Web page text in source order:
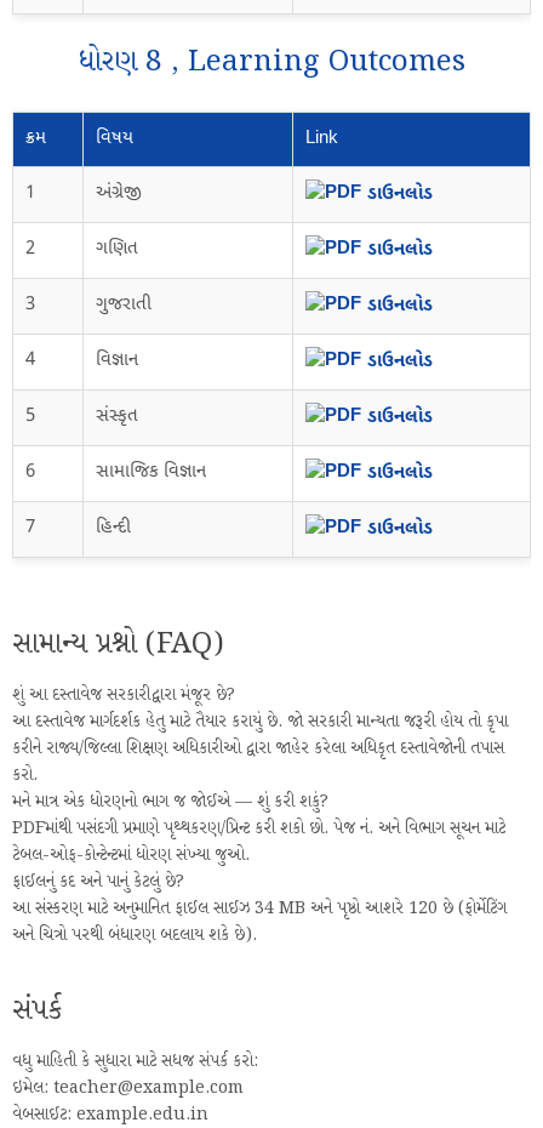
ધોરણ 8 , Learning Outcomes
ક્રમ વિષય Link
1 અંગ્રેજી ડાઉનલોડ
2 ગણિત ડાઉનલોડ
3 ગુજરાતી ડાઉનલોડ
4 વિજ્ઞાન ડાઉનલોડ
5 સંસ્કૃત ડાઉનલોડ
6 સામાજિક વિજ્ઞાન ડાઉનલોડ
7 હિન્દી ડાઉનલોડ
સામાન્ય પ્રશ્નો (FAQ)
શું આ દસ્તાવેજ સરકારીદ્વારા મંજૂર છે?
આ દસ્તાવેજ માર્ગદર્શક હેતુ માટે તૈયાર કરાયું છે. જો સરકારી માન્યતા જરૂરી હોય તો કૃપા
કરીને રાજ્ય/જિલ્લા શિક્ષણ અધિકારીઓ દ્વારા જાહેર કરેલા અધિકૃત દસ્તાવેજોની તપાસ
કરો.
મને માત્ર એક ધોરણનો ભાગ જ જોઈએ — શું કરી શકું?
PDFમાંથી પસંદગી પ્રમાણે પૃથ્થકરણ/પ્રિન્ટ કરી શકો છો. પેજ નં. અને વિભાગ સૂચન માટે
ટેબલ-ઓફ-કોન્ટેન્ટમાં ધોરણ સંખ્યા જુઓ.
ફાઈલનું કદ અને પાનું કેટલું છે?
આ સંસ્કરણ માટે અનુમાનિત ફાઈલ સાઈઝ 34 MB અને પૃષ્ઠો આશરે 120 છે (ફોર્મેટિંગ
અને ચિત્રો પરથી બંધારણ બદલાય શકે છે).
સંપર્ક
વધુ માહિતી કે સુધારા માટે સધજ સંપર્ક કરો:
ઇમેલ: teacher@example.com
વેબસાઈટ: example.edu.in